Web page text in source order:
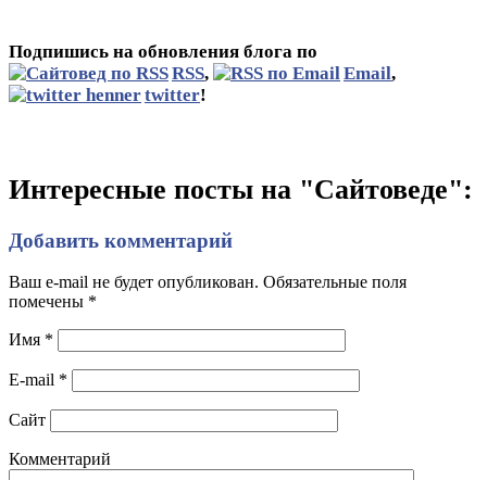
Подпишись на обновления блога по
RSS, Email,
twitter!
Интересные посты на "Сайтоведе":
Добавить комментарий
Ваш e-mail не будет опубликован. Обязательные поля
помечены *
Имя *
E-mail *
Сайт
Комментарий